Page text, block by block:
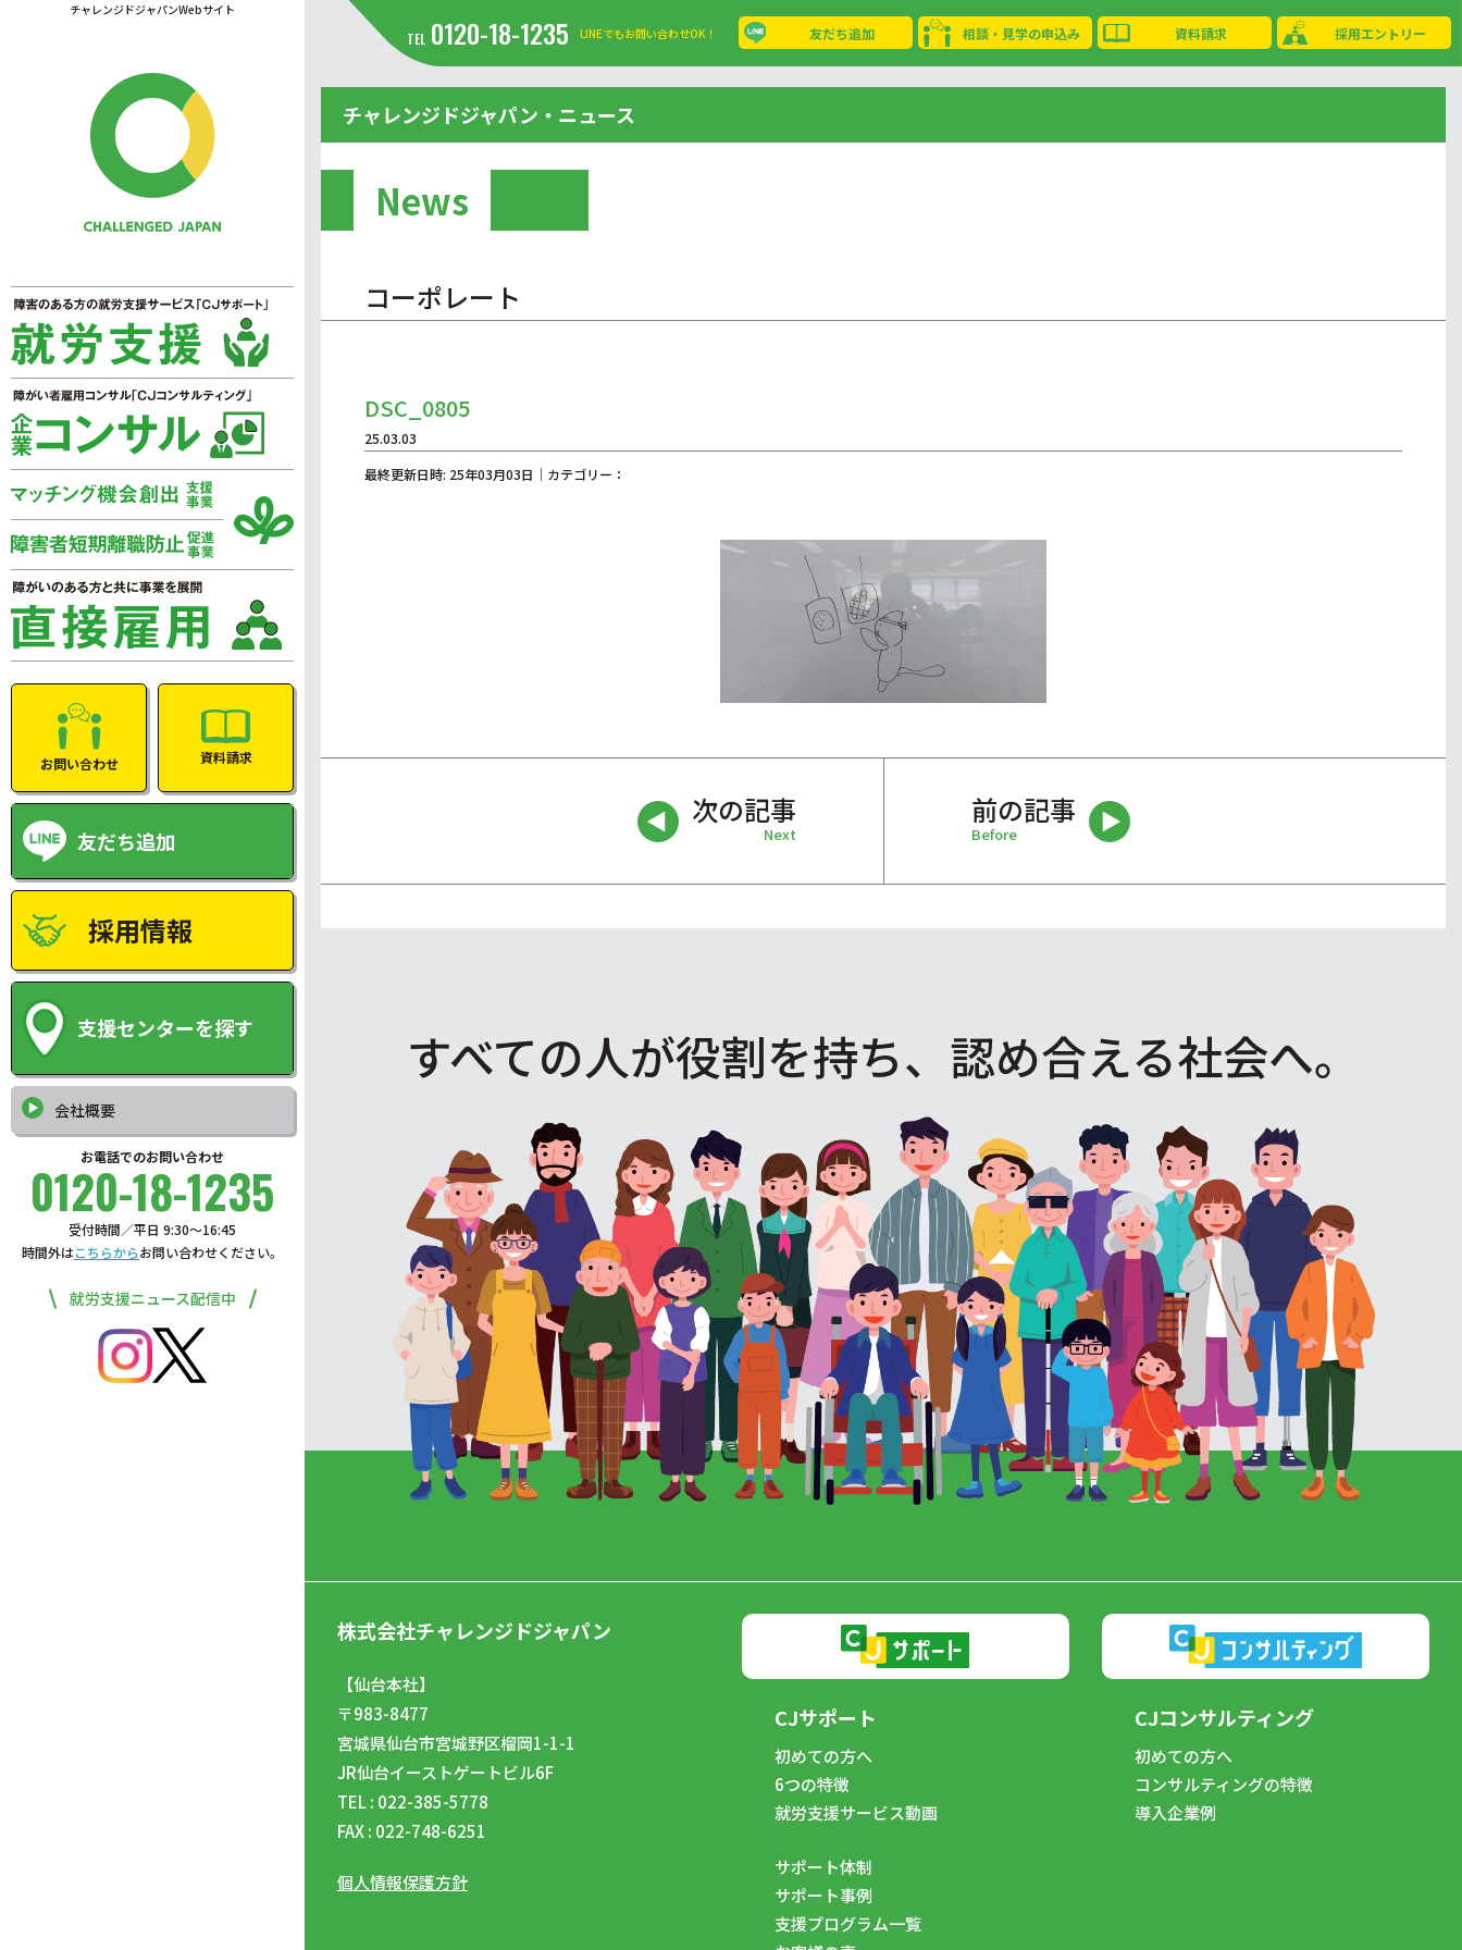
チャレンジドジャパンWebサイト
お問い合わせ 資料請求
友だち追加
採用情報
支援センターを探す
会社概要
お電話でのお問い合わせ
0120-18-1235
受付時間／平日 9:30〜16:45
時間外はこちらからお問い合わせください。
就労支援ニュース配信中
TEL 0120-18-1235 LINEでもお問い合わせOK！ 友だち追加 相談・見学の申込み 資料請求 採用エントリー
チャレンジドジャパン・ニュース
News
コーポレート
DSC_0805
25.03.03
最終更新日時: 25年03月03日｜カテゴリー：
次の記事
Next
前の記事
Before
すべての人が役割を持ち、認め合える社会へ。
株式会社チャレンジドジャパン
【仙台本社】
〒983-8477
宮城県仙台市宮城野区榴岡1-1-1
JR仙台イーストゲートビル6F
TEL : 022-385-5778
FAX : 022-748-6251
個人情報保護方針
CJサポート
初めての方へ
6つの特徴
就労支援サービス動画
サポート体制
サポート事例
支援プログラム一覧
CJコンサルティング
初めての方へ
コンサルティングの特徴
導入企業例